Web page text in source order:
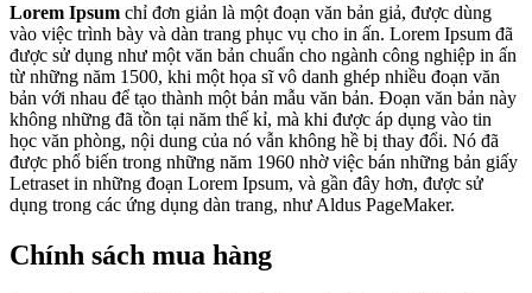
Lorem Ipsum chỉ đơn giản là một đoạn văn bản giả, được dùng
vào việc trình bày và dàn trang phục vụ cho in ấn. Lorem Ipsum đã
được sử dụng như một văn bản chuẩn cho ngành công nghiệp in ấn
từ những năm 1500, khi một họa sĩ vô danh ghép nhiều đoạn văn
bản với nhau để tạo thành một bản mẫu văn bản. Đoạn văn bản này
không những đã tồn tại năm thế kỉ, mà khi được áp dụng vào tin
học văn phòng, nội dung của nó vẫn không hề bị thay đổi. Nó đã
được phổ biến trong những năm 1960 nhờ việc bán những bản giấy
Letraset in những đoạn Lorem Ipsum, và gần đây hơn, được sử
dụng trong các ứng dụng dàn trang, như Aldus PageMaker.
Chính sách mua hàng